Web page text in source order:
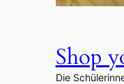
Shop
Die